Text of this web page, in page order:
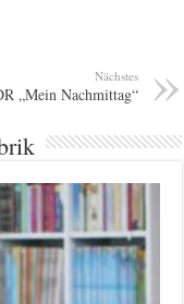
Nächstes
„Mein Nachmittag“